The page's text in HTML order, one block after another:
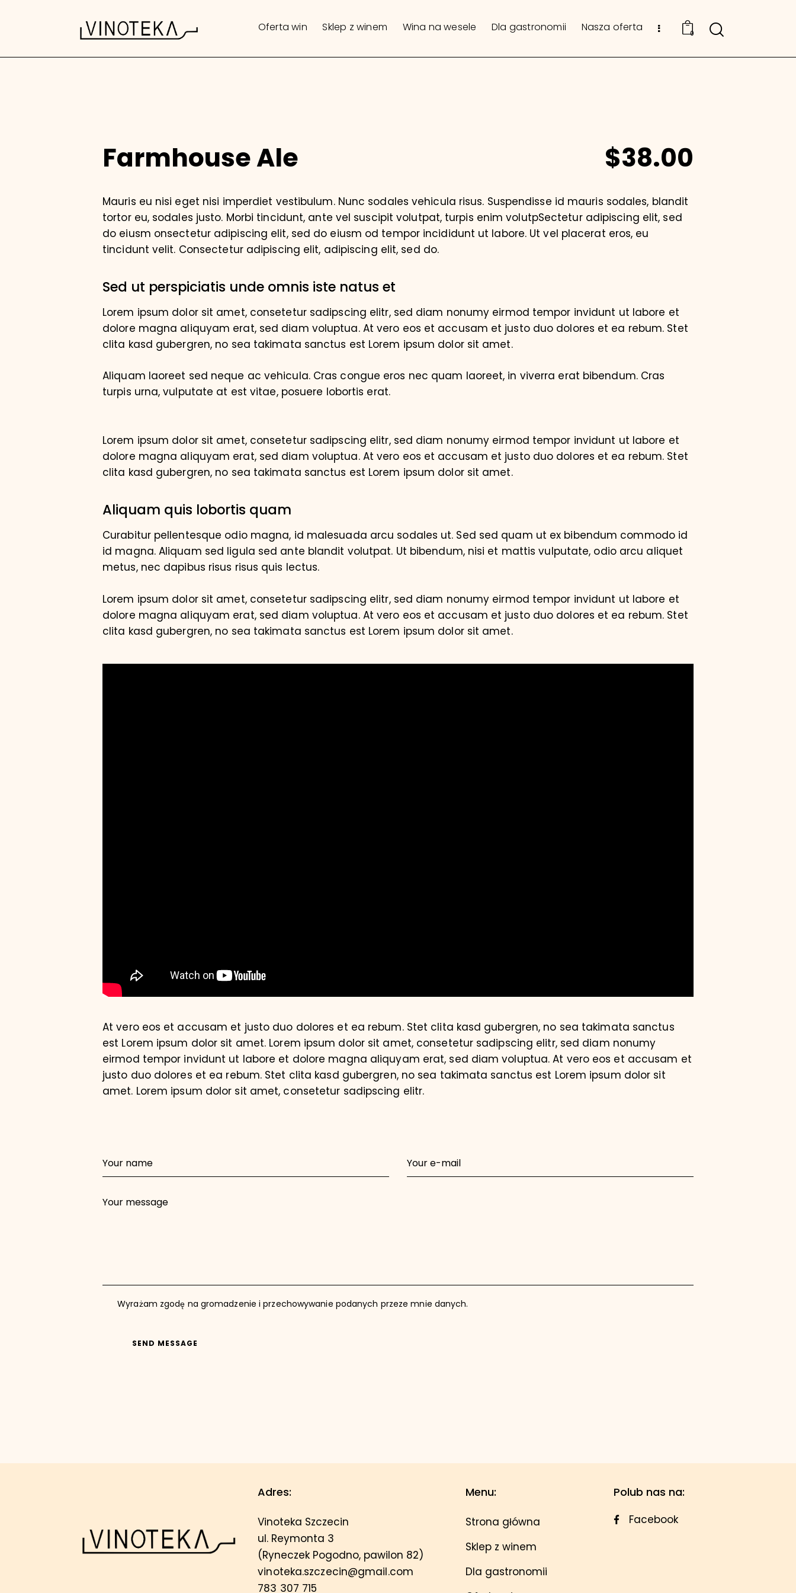
Oferta win Sklep z winem Wina na wesele Dla gastronomii Nasza oferta 0
Farmhouse Ale $38.00
Mauris eu nisi eget nisi imperdiet vestibulum. Nunc sodales vehicula risus. Suspendisse id mauris sodales, blandit
tortor eu, sodales justo. Morbi tincidunt, ante vel suscipit volutpat, turpis enim volutpSectetur adipiscing elit, sed
do eiusm onsectetur adipiscing elit, sed do eiusm od tempor incididunt ut labore. Ut vel placerat eros, eu
tincidunt velit. Consectetur adipiscing elit, adipiscing elit, sed do.
Sed ut perspiciatis unde omnis iste natus et
Lorem ipsum dolor sit amet, consetetur sadipscing elitr, sed diam nonumy eirmod tempor invidunt ut labore et
dolore magna aliquyam erat, sed diam voluptua. At vero eos et accusam et justo duo dolores et ea rebum. Stet
clita kasd gubergren, no sea takimata sanctus est Lorem ipsum dolor sit amet.
Aliquam laoreet sed neque ac vehicula. Cras congue eros nec quam laoreet, in viverra erat bibendum. Cras
turpis urna, vulputate at est vitae, posuere lobortis erat.
Lorem ipsum dolor sit amet, consetetur sadipscing elitr, sed diam nonumy eirmod tempor invidunt ut labore et
dolore magna aliquyam erat, sed diam voluptua. At vero eos et accusam et justo duo dolores et ea rebum. Stet
clita kasd gubergren, no sea takimata sanctus est Lorem ipsum dolor sit amet.
Aliquam quis lobortis quam
Curabitur pellentesque odio magna, id malesuada arcu sodales ut. Sed sed quam ut ex bibendum commodo id
id magna. Aliquam sed ligula sed ante blandit volutpat. Ut bibendum, nisi et mattis vulputate, odio arcu aliquet
metus, nec dapibus risus risus quis lectus.
Lorem ipsum dolor sit amet, consetetur sadipscing elitr, sed diam nonumy eirmod tempor invidunt ut labore et
dolore magna aliquyam erat, sed diam voluptua. At vero eos et accusam et justo duo dolores et ea rebum. Stet
clita kasd gubergren, no sea takimata sanctus est Lorem ipsum dolor sit amet.
At vero eos et accusam et justo duo dolores et ea rebum. Stet clita kasd gubergren, no sea takimata sanctus
est Lorem ipsum dolor sit amet. Lorem ipsum dolor sit amet, consetetur sadipscing elitr, sed diam nonumy
eirmod tempor invidunt ut labore et dolore magna aliquyam erat, sed diam voluptua. At vero eos et accusam et
justo duo dolores et ea rebum. Stet clita kasd gubergren, no sea takimata sanctus est Lorem ipsum dolor sit
amet. Lorem ipsum dolor sit amet, consetetur sadipscing elitr.
Wyrażam zgodę na gromadzenie i przechowywanie podanych przeze mnie danych.
SEND MESSAGE
Adres:
Vinoteka Szczecin
ul. Reymonta 3
(Ryneczek Pogodno, pawilon 82)
vinoteka.szczecin@gmail.com
783 307 715
Menu:
Strona główna
Sklep z winem
Dla gastronomii
Polub nas na:
Facebook